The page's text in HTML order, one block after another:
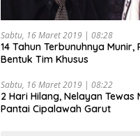
Sabtu, 16 Maret 2019 | 08:28
14 Tahun Terbunuhnya Munir,
Bentuk Tim Khusus
Sabtu, 16 Maret 2019 | 08:22
2 Hari Hilang, Nelayan
Pantai Cipalawah Garut